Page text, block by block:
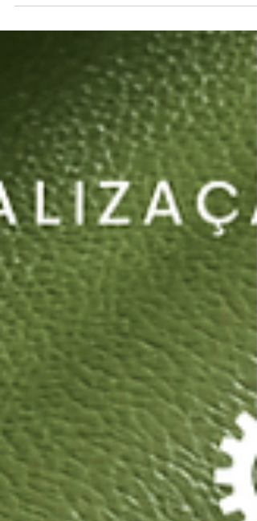
Neves Pereira, entidades que representam mais de
5 mil empresas do Vale do Sinos solicitam
simplificação, celeridade e liquidez de créditos de
ICMS para fortalecer a competitividade do setor.
No documento, manifestam preocupação com os
desafios enfrentados pelo setor produtivo gaúcho
em um cenário de desaceleração econômica,
elevação dos custos operacionais, redução da
competitividad